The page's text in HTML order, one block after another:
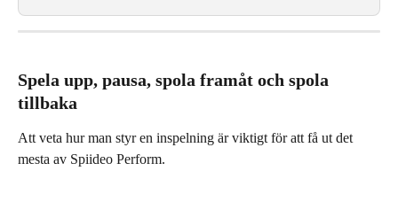
Spela upp, pausa, spola framåt och spola
tillbaka
Att veta hur man styr en inspelning är viktigt för att få ut det
mesta av Spiideo Perform.